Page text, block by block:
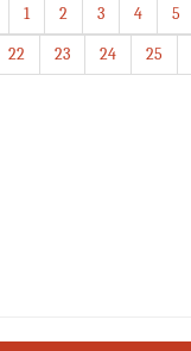
1 2 3 4 5
22 23 24 25